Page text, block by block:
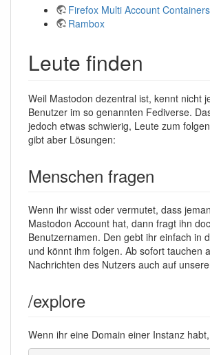
Firefox Multi Account Containers
Rambox
Leute finden
Weil Mastodon dezentral ist, kennt nicht
Benutzer im so genannten Fediverse.
jedoch etwas schwierig, Leute zum
gibt aber Lösungen:
Menschen fragen
Wenn ihr wisst oder vermutet, dass
Mastodon Account hat, dann fragt ihn
Benutzernamen. Den gebt ihr einfach in
und könnt ihm folgen. Ab sofort tauchen
Nachrichten des Nutzers auch auf
/explore
Wenn ihr eine Domain einer Instanz